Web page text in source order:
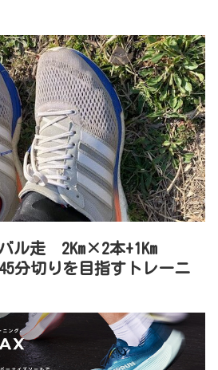
ル走 2Km×2本+1Km
分切りを目指すトレーニ